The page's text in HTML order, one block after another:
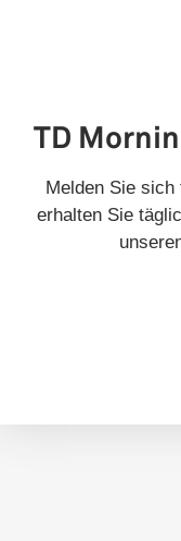
TD
Melden Sie sich
erhalten Sie